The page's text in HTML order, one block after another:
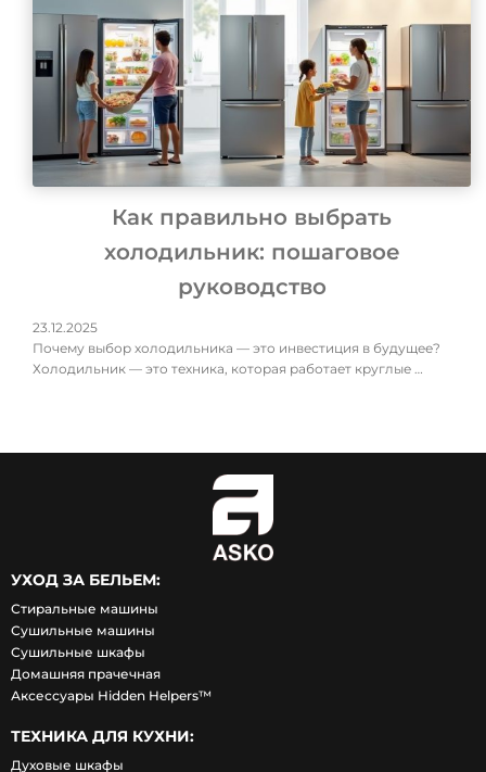
Как правильно выбрать
холодильник: пошаговое
руководство
23.12.2025
Почему выбор холодильника — это инвестиция в будущее?
Холодильник — это техника, которая работает круглые …
УХОД ЗА БЕЛЬЕМ:
Стиральные машины
Сушильные машины
Сушильные шкафы
Домашняя прачечная
Аксессуары Hidden Helpers™
ТЕХНИКА ДЛЯ КУХНИ:
Духовые шкафы